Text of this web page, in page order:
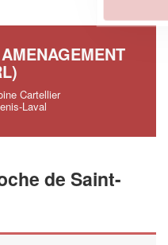
Cartellier
Laval
de Saint-